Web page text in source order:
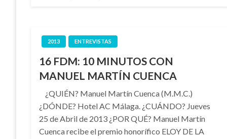
2013 ENTREVISTAS
16 FDM: 10 MINUTOS CON
MANUEL MARTÍN CUENCA
¿QUIÉN? Manuel Martín Cuenca (M.M.C.)
¿DÓNDE? Hotel AC Málaga. ¿CUÁNDO? Jueves
25 de Abril de 2013 ¿POR QUÉ? Manuel Martín
Cuenca recibe el premio honorífico ELOY DE LA